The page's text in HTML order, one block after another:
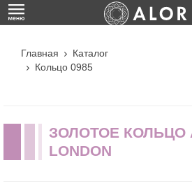
Главная
Каталог
Кольцо 0985
ЗОЛОТОЕ КОЛЬЦО
LONDON